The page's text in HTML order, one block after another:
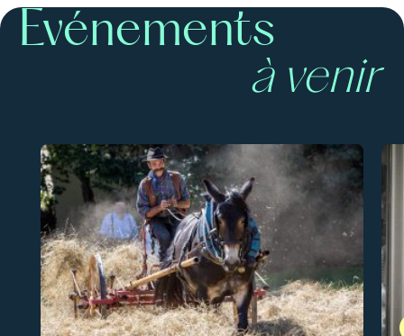
Événements
à venir